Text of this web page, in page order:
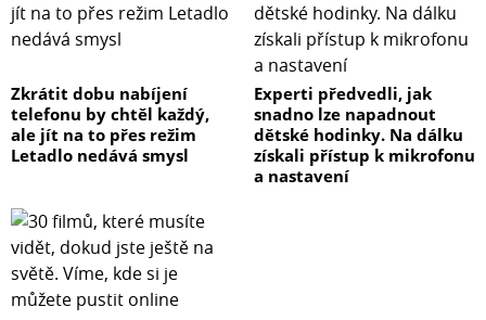
Zkrátit dobu nabíjení
telefonu by chtěl každý,
ale jít na to přes režim
Letadlo nedává smysl
Experti předvedli, jak
snadno lze napadnout
dětské hodinky. Na dálku
získali přístup k mikrofonu
a nastavení